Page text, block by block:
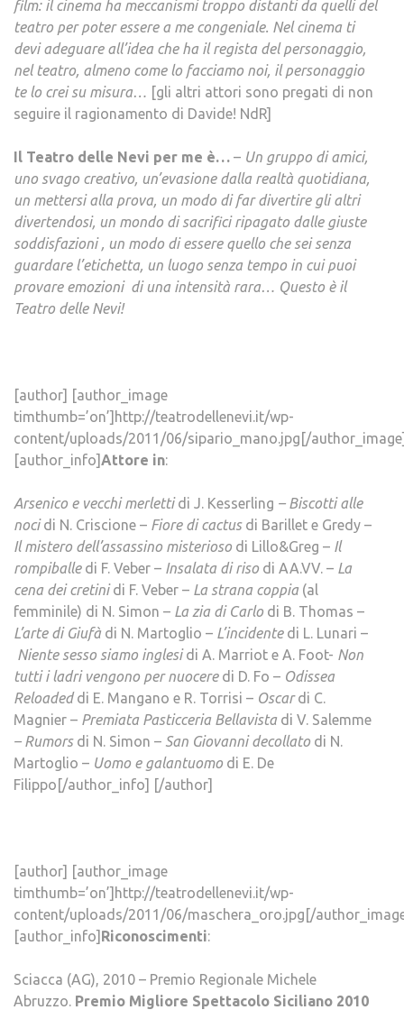
film: il cinema ha meccanismi troppo distanti da quelli del
teatro per poter essere a me congeniale. Nel cinema ti
devi adeguare all’idea che ha il regista del personaggio,
nel teatro, almeno come lo facciamo noi, il personaggio
te lo crei su misura… [gli altri attori sono pregati di non
seguire il ragionamento di Davide! NdR]
Il Teatro delle Nevi per me è… – Un gruppo di amici,
uno svago creativo, un’evasione dalla realtà quotidiana,
un mettersi alla prova, un modo di far divertire gli altri
divertendosi, un mondo di sacrifici ripagato dalle giuste
soddisfazioni , un modo di essere quello che sei senza
guardare l’etichetta, un luogo senza tempo in cui puoi
provare emozioni di una intensità rara… Questo è il
Teatro delle Nevi!
[author] [author_image
timthumb=’on’]http://teatrodellenevi.it/wp-
content/uploads/2011/06/sipario_mano.jpg[/
[author_info]Attore in:
Arsenico e vecchi merletti di J. Kesserling – Biscotti alle
nocidi N. Criscione – Fiore di cactusdi Barillet e Gredy –
Il mistero dell’assassino misterioso di Lillo&Greg – Il
rompiballedi F. Veber – Insalata di riso di AA.VV. – La
cena dei cretinidi F. Veber – La strana coppia (al
femminile) di N. Simon – La zia di Carlo di B. Thomas –
L’arte di Giufà di N. Martoglio – L’incidentedi L. Lunari –
Niente sesso siamo inglesidi A. Marriot e A. Foot- Non
tutti i ladri vengono per nuoceredi D. Fo – Odissea
Reloadeddi E. Mangano e R. Torrisi – Oscardi C.
Magnier – Premiata Pasticceria Bellavista di V. Salemme
– Rumors di N. Simon – San Giovanni decollato di N.
Martoglio – Uomo e galantuomo di E. De
Filippo[/author_info] [/author]
[author] [author_image
timthumb=’on’]http://teatrodellenevi.it/wp-
content/uploads/2011/06/maschera_oro.jpg[/
[author_info] Riconoscimenti:
Sciacca (AG), 2010 – Premio Regionale Michele
Abruzzo. Premio Migliore Spettacolo Siciliano 2010